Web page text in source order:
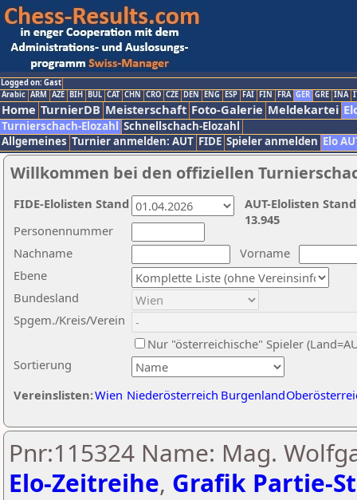
Logged on: Gast
Arabic ARM AZE BIH BUL CAT CHN CRO CZE DEN ENG ESP FAI FIN FRA GER GRE INA
Home TurnierDB Meisterschaft Foto-Galerie Meldekartei
Turnierschach-Elozahl Schnellschach-Elozahl
Allgemeines Turnier anmelden: AUT FIDE Spieler anmelden Elo
Willkommen bei den offiziellen
Nachname
Vorname
Ebene
Sortierung
Personennummer
Bundesland
Spgem./Kreis/Verein
Nur "österreichische" Spieler
Vereinslisten:Wien Niederösterreich Burgenland
AUT-Elolisten
13.945
FIDE-Elolisten Stand
Pnr:115324 Name: Mag.
Elo-Zeitreihe, Grafik Partie-